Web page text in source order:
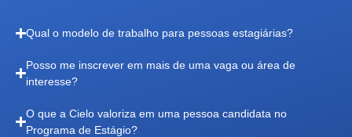
Qual o modelo de trabalho para pessoas estagiárias?
Posso me inscrever em mais de uma vaga ou área de
interesse?
O que a Cielo valoriza em uma pessoa candidata no
Programa de Estágio?